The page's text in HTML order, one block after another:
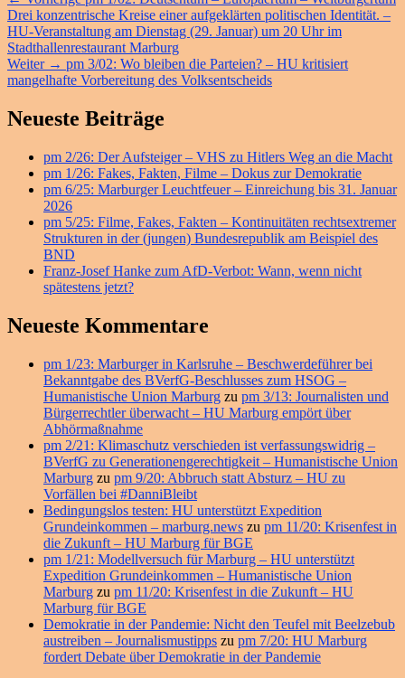
Beitrag:
Drei konzentrische Kreise einer aufgeklärten politischen Identität. –
HU-Veranstaltung am Dienstag (29. Januar) um 20 Uhr im
Stadthallenrestaurant Marburg
Weiter → Nächster
Beitrag:
pm 3/02: Wo bleiben die Parteien? – HU kritisiert
mangelhafte Vorbereitung des Volksentscheids
Primärer
Widget-
Bereich
Neueste Beiträge
pm 2/26: Der Aufsteiger – VHS zu Hitlers Weg an die Macht
pm 1/26: Fakes, Fakten, Filme – Dokus zur Demokratie
pm 6/25: Marburger Leuchtfeuer – Einreichung bis 31. Januar
2026
pm 5/25: Filme, Fakes, Fakten – Kontinuitäten rechtsextremer
Strukturen in der (jungen) Bundesrepublik am Beispiel des
BND
Franz-Josef Hanke zum AfD-Verbot: Wann, wenn nicht
spätestens jetzt?
Neueste Kommentare
pm 1/23: Marburger in Karlsruhe – Beschwerdeführer bei
Bekanntgabe des BVerfG-Beschlusses zum HSOG –
Humanistische Union Marburg zu pm 3/13: Journalisten und
Bürgerrechtler überwacht – HU Marburg empört über
Abhörmaßnahme
pm 2/21: Klimaschutz verschieden ist verfassungswidrig –
BVerfG zu Generationengerechtigkeit – Humanistische Union
Marburg zu pm 9/20: Abbruch statt Absturz – HU zu
Vorfällen bei #DanniBleibt
Bedingungslos testen: HU unterstützt Expedition
Grundeinkommen – marburg.news zu pm 11/20: Krisenfest in
die Zukunft – HU Marburg für BGE
pm 1/21: Modellversuch für Marburg – HU unterstützt
Expedition Grundeinkommen – Humanistische Union
Marburg zu pm 11/20: Krisenfest in die Zukunft – HU
Marburg für BGE
Demokratie in der Pandemie: Nicht den Teufel mit Beelzebub
austreiben – Journalismustipps zu pm 7/20: HU Marburg
fordert Debate über Demokratie in der Pandemie